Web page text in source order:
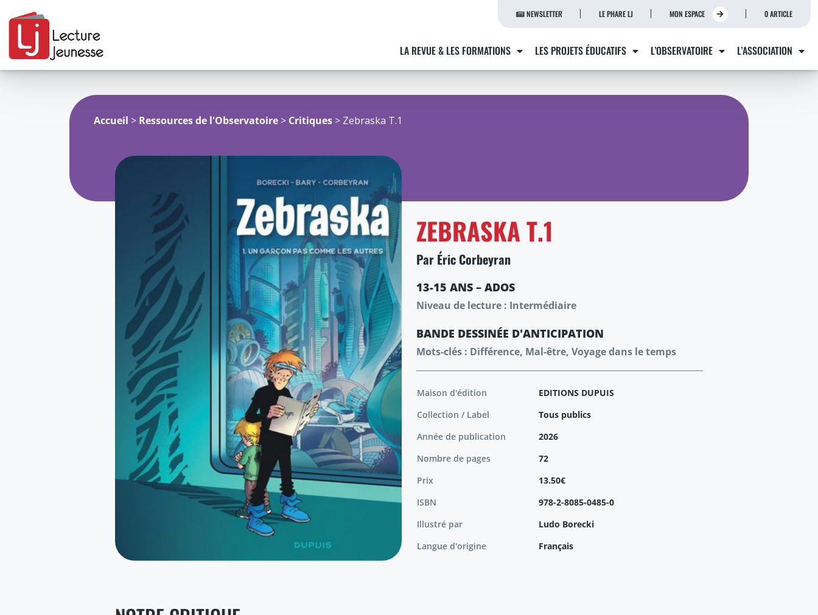
Aller
NEWSLETTER LE PHARE LJ MON ESPACE 0 ARTICLE
LA REVUE & LES FORMATIONS LES PROJETS ÉDUCATIFS L’OBSERVATOIRE L’ASSOCIATION
Accueil > Ressources de l'Observatoire > Critiques > Zebraska T.1
ZEBRASKA T.1
Par Éric Corbeyran
13-15 ANS – ADOS
Niveau de lecture : Intermédiaire
BANDE DESSINÉE D'ANTICIPATION
Mots-clés : Différence, Mal-être, Voyage dans le temps
Maison d'édition
EDITIONS DUPUIS
Collection / Label
Tous publics
Année de publication
2026
Nombre de pages
72
Prix
13.50€
ISBN
978-2-8085-0485-0
Illustré par
Ludo Borecki
Langue d'origine
Français